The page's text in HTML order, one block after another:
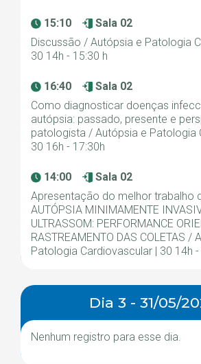
15:10
Sala 02
Discussão / Autópsia e Patologia
30 14h - 15:30 h
16:40
Sala 02
Como diagnosticar doenças
autópsia: passado, presente e
patologista / Autópsia e Patologia
30 16h - 17:30h
14:00
Sala 02
Apresentação do melhor trabalho
AUTÓPSIA MINIMAMENTE
ULTRASSOM: PERFORMANCE
RASTREAMENTO DAS COLETAS /
Patologia Cardiovascular | 30 14h -
Dia 3 - 31/05/
Nenhum registro para esse dia.